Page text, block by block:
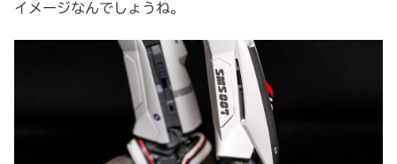
イメージなんでしょうね。